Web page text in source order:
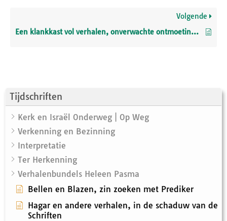
Tijdschriften
Kerk en Israël Onderweg | Op Weg
Verkenning en Bezinning
Interpretatie
Ter Herkenning
Verhalenbundels Heleen Pasma
Bellen en Blazen, zin zoeken met Prediker
Hagar en andere verhalen, in de schaduw van de
Schriften
Volgende
Een klankkast vol verhalen, onverwachte ontmoetingen